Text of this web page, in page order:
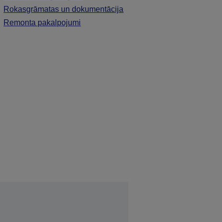
Rokasgrāmatas un dokumentācija
Remonta pakalpojumi